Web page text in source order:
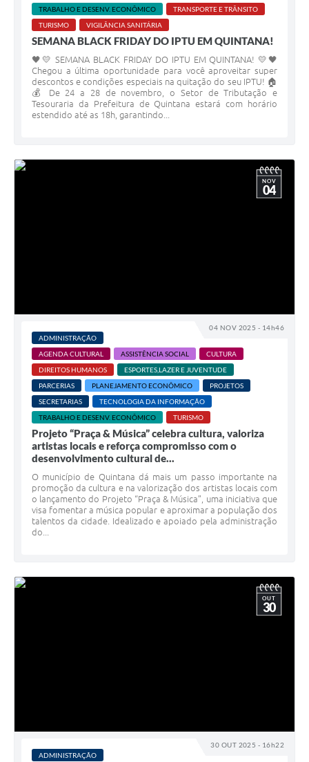
TRABALHO E DESENV. ECONÔMICO
TRANSPORTE E TRÂNSITO
TURISMO
VIGILÂNCIA SANITÁRIA
SEMANA BLACK FRIDAY DO IPTU EM QUINTANA!
🖤💛 SEMANA BLACK FRIDAY DO IPTU EM QUINTANA! 💛🖤
Chegou a última oportunidade para você aproveitar super
descontos e condições especiais na quitação do seu IPTU! 🏠
💰 De 24 a 28 de novembro, o Setor de Tributação e
Tesouraria da Prefeitura de Quintana estará com horário
estendido até as 18h, garantindo...
04 NOV 2025 - 14h46
NOV
04
ADMINISTRAÇÃO
AGENDA CULTURAL
ASSISTÊNCIA SOCIAL
CULTURA
DIREITOS HUMANOS
ESPORTES,LAZER E JUVENTUDE
PARCERIAS
PLANEJAMENTO ECONÔMICO
PROJETOS
SECRETARIAS
TECNOLOGIA DA INFORMAÇÃO
TRABALHO E DESENV. ECONÔMICO
TURISMO
Projeto “Praça & Música” celebra cultura, valoriza
artistas locais e reforça compromisso com o
desenvolvimento cultural de...
O município de Quintana dá mais um passo importante na
promoção da cultura e na valorização dos artistas locais com
o lançamento do Projeto “Praça & Música”, uma iniciativa que
visa fomentar a música popular e aproximar a população dos
talentos da cidade. Idealizado e apoiado pela administração
do...
30 OUT 2025 - 16h22
OUT
30
ADMINISTRAÇÃO